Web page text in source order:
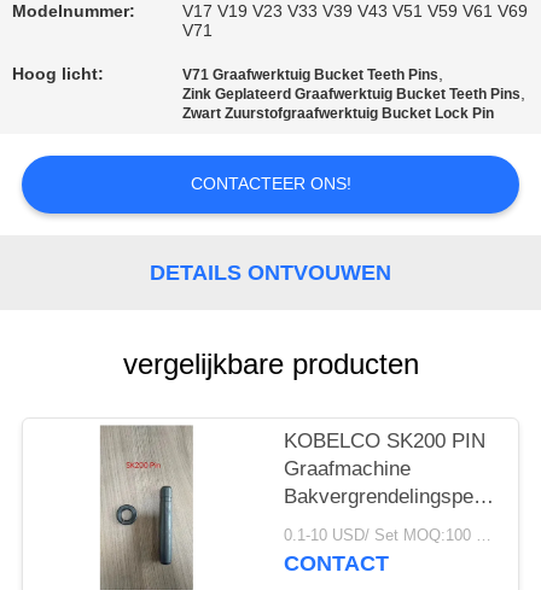
EEN
CITAAT
PRIVACY
Modelnummer:
V17 V19 V23 V33 V39 V43 V51 V59 V61 V69
V71
Hoog licht: V71 Graafwerktuig Bucket Teeth Pins,
Zink Geplateerd Graafwerktuig Bucket Teeth Pins,
Zwart Zuurstofgraafwerktuig Bucket Lock Pin
CONTACTEER ONS!
DETAILS ONTVOUWEN
vergelijkbare producten
KOBELCO SK200 PIN
Graafmachine
Bakvergrendelingspen
Komatsu Bak Tandpen 0.1-10 USD/ Set MOQ:100 stuks
CONTACT